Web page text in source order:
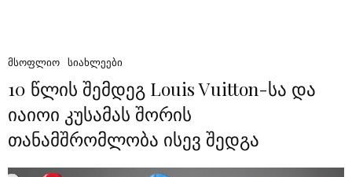
ᲛᲡᲝᲤᲚᲘᲝ ᲡᲘᲐᲮᲚᲔᲔᲑᲘ
10 წლის შემდეგ Louis Vuitton-სა და
იაიოი კუსამას შორის
თანამშრომლობა ისევ შედგა